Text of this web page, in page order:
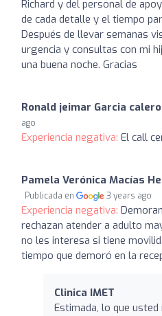
Richard y del personal de
de cada detalle y el tiempo
Después de llevar semanas
urgencia y consultas con mi
una buena noche. Gracias
Ronald jeimar Garcia calero
ago
Experiencia negativa: El call
Pamela Verónica Macías
Publicada en 3 years ago
Experiencia negativa:
rechazan atender a adulto
no les interesa si tiene
tiempo que demoró en la
Clinica IMET
Estimada, lo que